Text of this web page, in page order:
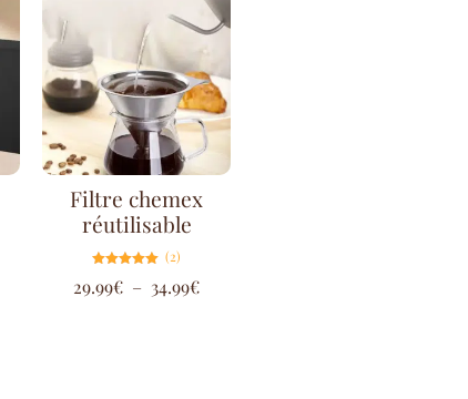
Filtre chemex
réutilisable
5.00
sur 5
(2)
29.99€ – 34.99€